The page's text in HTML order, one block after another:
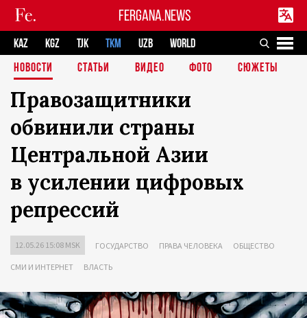
FERGANA.NEWS
KAZ KGZ TJK TKM UZB
WORLD
НОВОСТИ
СТАТЬИ ВИДЕО ФОТО СЮЖЕТЫ
Правозащитники
обвинили страны
Центральной Азии
в усилении цифровых
репрессий
12.05.26 15:08 MSK ГОСУДАРСТВО ПРАВА ЧЕЛОВЕКА ОБЩЕСТВО
СМИ И ИНТЕРНЕТ ВЛАСТЬ